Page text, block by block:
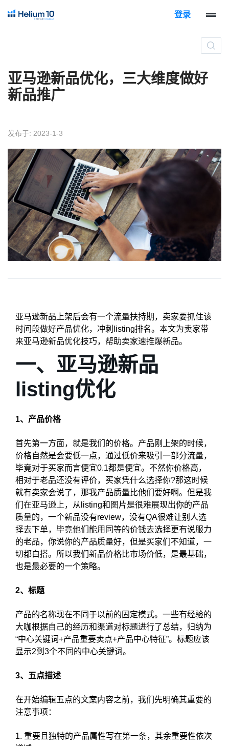
登录
亚马逊新品优化，三大维度做好
新品推广
发布于: 2023-1-3
亚马逊新品上架后会有一个流量扶持期，卖家要抓住该
时间段做好产品优化，冲刺listing排名。本文为卖家带
来亚马逊新品优化技巧，帮助卖家速推爆新品。
一、亚马逊新品
listing优化
1、产品价格
首先第一方面，就是我们的价格。产品刚上架的时候，
价格自然是会要低一点，通过低价来吸引一部分流量，
毕竟对于买家而言便宜0.1都是便宜。不然你价格高，
相对于老品还没有评价，买家凭什么选择你?那这时候
就有卖家会说了，那我产品质量比他们要好啊。但是我
们在亚马逊上，从listing和图片是很难展现出你的产品
质量的，一个新品没有review，没有QA很难让别人选
择去下单，毕竟他们能用同等的价钱去选择更有说服力
的老品，你说你的产品质量好，但是买家们不知道，一
切都白搭。所以我们新品价格比市场价低，是最基础，
也是最必要的一个策略。
2、标题
产品的名称现在不同于以前的固定模式。一些有经验的
大咖根据自己的经历和渠道对标题进行了总结，归纳为
“中心关键词+产品重要卖点+产品中心特征”。标题应该
显示2到3个不同的中心关键词。
3、五点描述
在开始编辑五点的文案内容之前，我们先明确其重要的
注意事项：
1. 重要且独特的产品属性写在第一条，其余重要性依次